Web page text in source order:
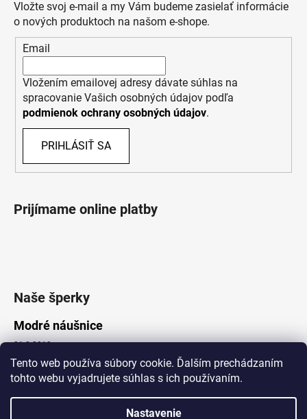
Tento web používa súbory cookie. Ďalším prechádzaním
tohto webu vyjadrujete súhlas s ich používaním.
Nastavenie
Vložte svoj e-mail a my Vám budeme zasielať informácie
o nových produktoch na našom e-shope.
Email
Vložením emailovej adresy dávate súhlas na
spracovanie Vašich osobných údajov podľa
podmienok ochrany osobných údajov.
PRIHLÁSIŤ SA
Prijímame online platby
Naše šperky
Modré náušnice
21.8.2019
Vytvoril Shoptet